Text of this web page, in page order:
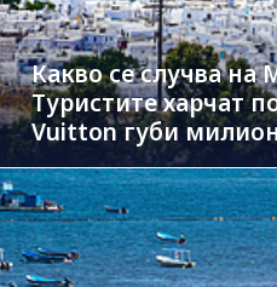
Какво се случва на
Туристите харчат
Vuitton губи